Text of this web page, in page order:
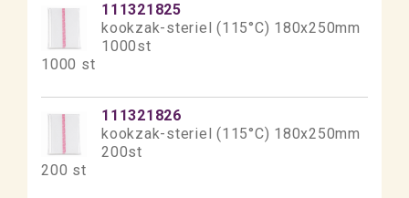
111321825
kookzak-steriel (115°C) 180x250mm
1000st
1000 st
111321826
kookzak-steriel (115°C) 180x250mm
200st
200 st